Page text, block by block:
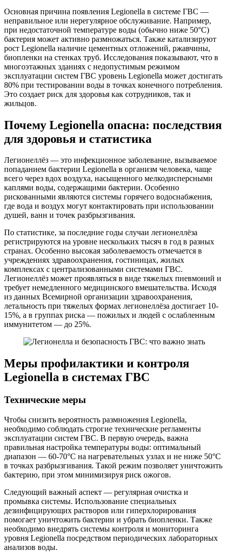
Основная причина появления Legionella в системе ГВС —
неправильное или нерегулярное обслуживание. Например,
при недостаточной температуре воды (обычно ниже 50°C)
бактерия может активно размножаться. Также катализируют
рост Legionella наличие цементных отложений, ржавчины,
биопленки на стенках труб. Исследования показывают, что в
многоэтажных зданиях с недопустимым режимом
эксплуатации систем ГВС уровень Legionella может достигать
80% при тестировании воды в точках конечного потребления.
Это создает риск для здоровья как сотрудников, так и
жильцов.
Почему Legionella опасна: последствия
для здоровья и статистика
Легионеллёз — это инфекционное заболевание, вызываемое
попаданием бактерии Legionella в организм человека, чаще
всего через вдох воздуха, насыщенного мелкодисперсными
каплями воды, содержащими бактерии. Особенно
рискованными являются системы горячего водоснабжения,
где вода и воздух могут контактировать при использовании
душей, ванн и точек разбрызгивания.
По статистике, за последние годы случаи легионеллёза
регистрируются на уровне нескольких тысяч в год в разных
странах. Особенно высокая заболеваемость отмечается в
учреждениях здравоохранения, гостиницах, жилых
комплексах с централизованными системами ГВС.
Легионеллёз может проявляться в виде тяжелых пневмоний и
требует немедленного медицинского вмешательства. Исходя
из данных Всемирной организации здравоохранения,
летальность при тяжелых формах легионеллёза достигает 10-
15%, а в группах риска — пожилых и людей с ослабленным
иммунитетом — до 25%.
Меры профилактики и контроля
Legionella в системах ГВС
Технические меры
Чтобы снизить вероятность размножения Legionella,
необходимо соблюдать строгие технические регламенты
эксплуатации систем ГВС. В первую очередь, важна
правильная настройка температуры воды: оптимальный
диапазон — 60-70°C на нагревательных узлах и не ниже 50°C
в точках разбрызгивания. Такой режим позволяет уничтожить
бактерию, при этом минимизируя риск ожогов.
Следующий важный аспект — регулярная очистка и
промывка системы. Использование специальных
дезинфицирующих растворов или гиперхлорирования
помогает уничтожить бактерии и убрать биопленки. Также
необходимо внедрять системы контроля и мониторинга
уровня Legionella посредством периодических лабораторных
анализов воды.